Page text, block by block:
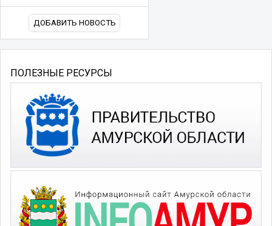
ДОБАВИТЬ НОВОСТЬ
ПОЛЕЗНЫЕ РЕСУРСЫ